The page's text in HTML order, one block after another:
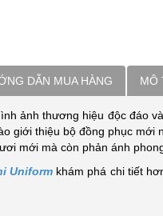
DẪN MUA HÀNG MÔ
ảnh thương hiệu độc đáo
giới thiệu bộ đồng phục mới
mới mà còn phản ánh
Uniformkhám phá chi tiết